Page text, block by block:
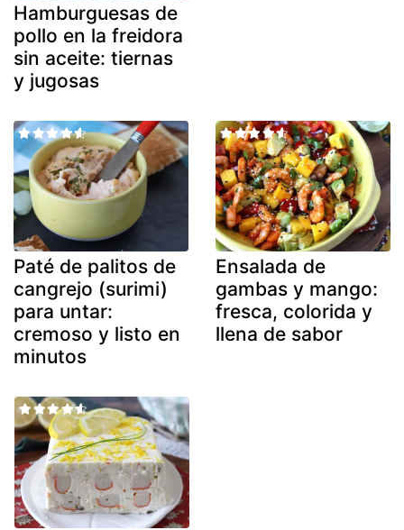
Hamburguesas de
pollo en la freidora
sin aceite: tiernas
y jugosas
Paté de palitos de
cangrejo (surimi)
para untar:
cremoso y listo en
minutos
Ensalada de
gambas y mango:
fresca, colorida y
llena de sabor